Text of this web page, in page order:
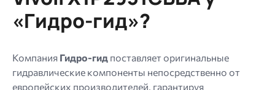
«Гидро-гид»?
Компания Гидро-гид поставляет оригинальные
гидравлические компоненты непосредственно от
европейских производителей, гарантируя